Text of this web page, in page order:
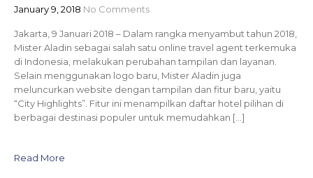
January 9, 2018 No Comments
Jakarta, 9 Januari 2018 – Dalam rangka menyambut tahun 2018,
Mister Aladin sebagai salah satu online travel agent terkemuka
di Indonesia, melakukan perubahan tampilan dan layanan.
Selain menggunakan logo baru, Mister Aladin juga
meluncurkan website dengan tampilan dan fitur baru, yaitu
“City Highlights”. Fitur ini menampilkan daftar hotel pilihan di
berbagai destinasi populer untuk memudahkan […]
Read More